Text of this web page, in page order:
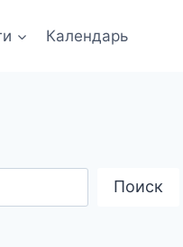
Календарь
Поиск